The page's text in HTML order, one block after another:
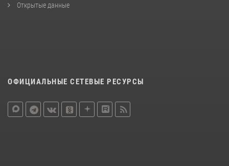
Открытые данные
ОФИЦИАЛЬНЫЕ СЕТЕВЫЕ РЕСУРСЫ